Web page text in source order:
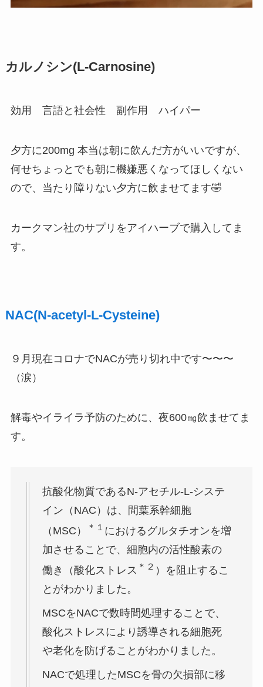
カルノシン(L-Carnosine)
効用 言語と社会性 副作用 ハイパー
夕方に200mg 本当は朝に飲んだ方がいいですが、
何せちょっとでも朝に機嫌悪くなってほしくない
ので、当たり障りない夕方に飲ませてます🤣
カークマン社のサプリをアイハーブで購入してま
す。
NAC(N-acetyl-L-Cysteine)
９月現在コロナでNACが売り切れ中です〜〜〜
（涙）
解毒やイライラ予防のために、夜600㎎飲ませてま
す。
抗酸化物質であるN-アセチル-L-システ
イン（NAC）は、間葉系幹細胞
（MSC）
＊１ におけるグルタチオンを増
加させることで、細胞内の活性酸素の
働き（酸化ストレス ＊２ ）を阻止するこ
とがわかりました。
MSCをNACで数時間処理することで、
酸化ストレスにより誘導される細胞死
や老化を防げることがわかりました。
NACで処理したMSCを骨の欠損部に移